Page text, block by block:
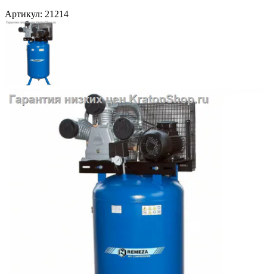
Артикул: 21214